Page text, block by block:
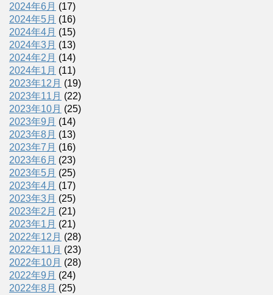
2024年6月 (17)
2024年5月 (16)
2024年4月 (15)
2024年3月 (13)
2024年2月 (14)
2024年1月 (11)
2023年12月 (19)
2023年11月 (22)
2023年10月 (25)
2023年9月 (14)
2023年8月 (13)
2023年7月 (16)
2023年6月 (23)
2023年5月 (25)
2023年4月 (17)
2023年3月 (25)
2023年2月 (21)
2023年1月 (21)
2022年12月 (28)
2022年11月 (23)
2022年10月 (28)
2022年9月 (24)
2022年8月 (25)